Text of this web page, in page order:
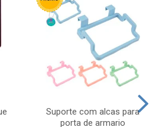
Suporte com alcas para
porta de armario